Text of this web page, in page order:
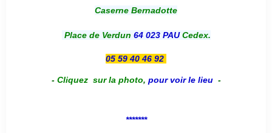
Caserne Bernadotte
Place de Verdun 64 023 PAUCedex.
05 59 40 46 92
- Cliquez sur la photo, pour voir le lieu -
*******